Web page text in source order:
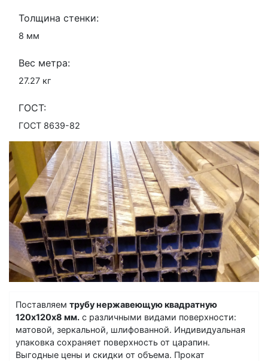
Толщина стенки:
8 мм
Вес метра:
27.27 кг
ГОСТ:
ГОСТ 8639-82
Поставляем трубу нержавеющую квадратную
120х120х8 мм. с различными видами поверхности:
матовой, зеркальной, шлифованной. Индивидуальная
упаковка сохраняет поверхность от царапин.
Выгодные цены и скидки от объема. Прокат